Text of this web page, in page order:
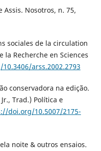
Assis. Nosotros, n. 75,
sociales de la circulation
la Recherche en Sciences
arss.2002.2793
conservadora na edição.
Trad.) Política e
doi.org/10.5007/2175-
noite & outros ensaios.